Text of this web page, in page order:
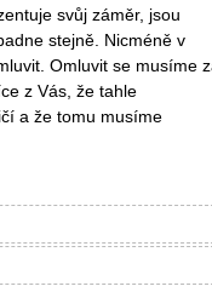
svůj záměr, jsou
stejně. Nicméně v
Omluvit se musíme
z Vás, že tahle
a že tomu musíme